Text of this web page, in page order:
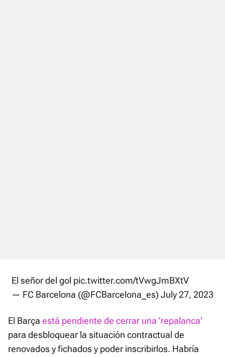
El señor del gol pic.twitter.com/tVwgJmBXtV
— FC Barcelona (@FCBarcelona_es) July 27, 2023
El Barça está pendiente de cerrar una 'repalanca'
para desbloquear la situación contractual de
renovados y fichados y poder inscribirlos. Habría